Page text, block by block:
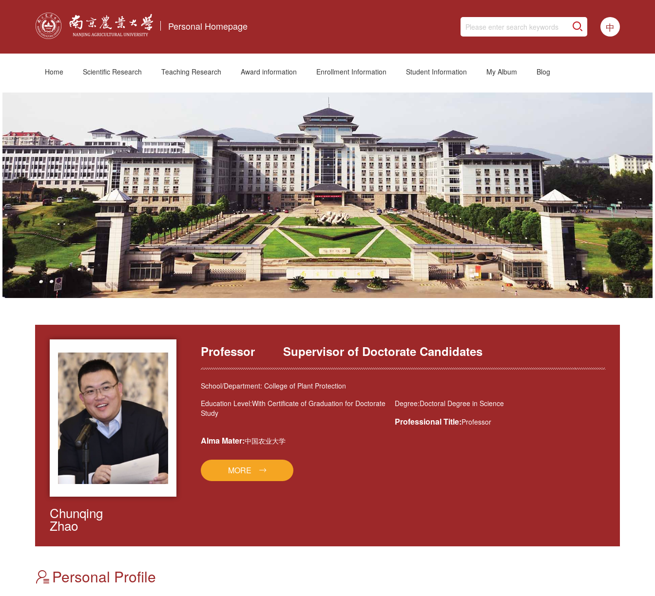
Personal Homepage 中
Home Scientific Research Teaching Research Award information Enrollment Information Student Information My Album Blog
Chunqing
Zhao
Professor Supervisor of Doctorate Candidates
School/Department: College of Plant Protection
Education Level:With Certificate of Graduation for Doctorate
Study
Degree:Doctoral Degree in Science
Professional Title:Professor
Alma Mater:中国农业大学
MORE
Personal Profile